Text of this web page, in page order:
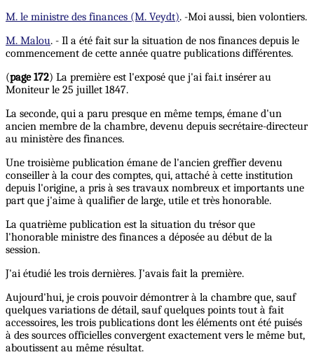
M. le ministre des finances (M. Veydt). -Moi aussi, bien volontiers.
M. Malou. - Il a été fait sur la situation de nos finances depuis le
commencement de cette année quatre publications différentes.
(page 172) La première est l'exposé que j'ai fai.t insérer au
Moniteur le 25 juillet 1847.
La seconde, qui a paru presque en même temps, émane d'un
ancien membre de la chambre, devenu depuis secrétaire-directeur
au ministère des finances.
Une troisième publication émane de l'ancien greffier devenu
conseiller à la cour des comptes, qui, attaché à cette institution
depuis l'origine, a pris à ses travaux nombreux et importants une
part que j'aime à qualifier de large, utile et très honorable.
La quatrième publication est la situation du trésor que
l'honorable ministre des finances a déposée au début de la
session.
J'ai étudié les trois dernières. J'avais fait la première.
Aujourd'hui, je crois pouvoir démontrer à la chambre que, sauf
quelques variations de détail, sauf quelques points tout à fait
accessoires, les trois publications dont les éléments ont été puisés
à des sources officielles convergent exactement vers le même but,
aboutissent au même résultat.